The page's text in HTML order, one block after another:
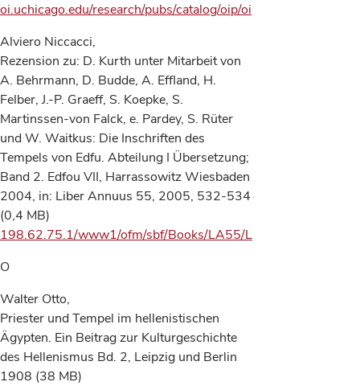
oi.uchicago.edu/research/pubs/catalog/oip/oip106.html
Alviero Niccacci,
Rezension zu: D. Kurth unter Mitarbeit von
A. Behrmann, D. Budde, A. Effland, H.
Felber, J.-P. Graeff, S. Koepke, S.
Martinssen-von Falck, e. Pardey, S. Rüter
und W. Waitkus: Die Inschriften des
Tempels von Edfu. Abteilung I Übersetzung;
Band 2. Edfou VII, Harrassowitz Wiesbaden
2004, in: Liber Annuus 55, 2005, 532-534
(0,4 MB)
198.62.75.1/www1/ofm/sbf/Books/LA55/
O
Walter Otto,
Priester und Tempel im hellenistischen
Ägypten. Ein Beitrag zur Kulturgeschichte
des Hellenismus Bd. 2, Leipzig und Berlin
1908 (38 MB)